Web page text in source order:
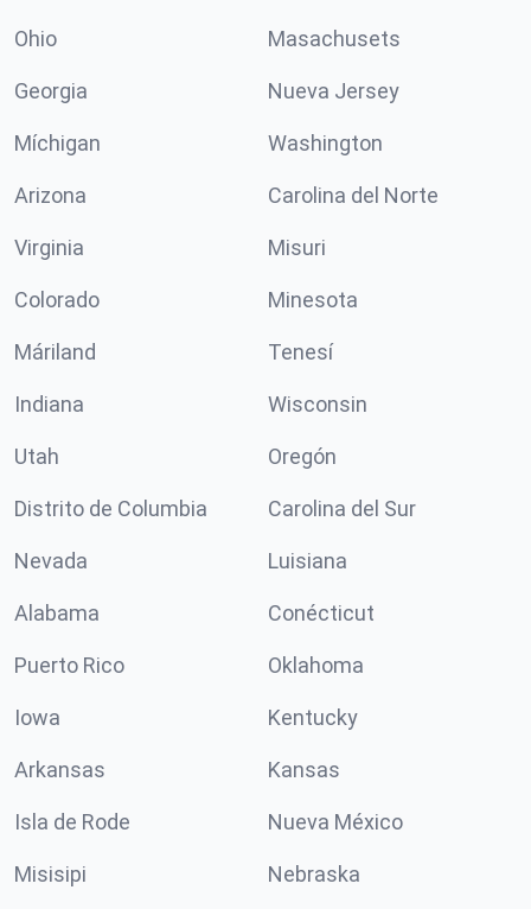
Ohio Masachusets
Georgia Nueva Jersey
Míchigan Washington
Arizona Carolina del Norte
Virginia Misuri
Colorado Minesota
Máriland Tenesí
Indiana Wisconsin
Utah Oregón
Distrito de Columbia Carolina del Sur
Nevada Luisiana
Alabama Conécticut
Puerto Rico Oklahoma
Iowa Kentucky
Arkansas Kansas
Isla de Rode Nueva México
Misisipi Nebraska